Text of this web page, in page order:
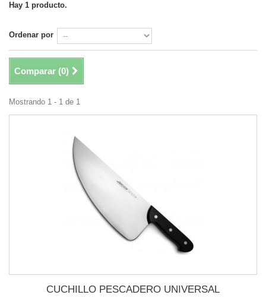
Hay 1 producto.
Ordenar por
Comparar (0)
Mostrando 1 - 1 de 1
CUCHILLO PESCADERO UNIVERSAL